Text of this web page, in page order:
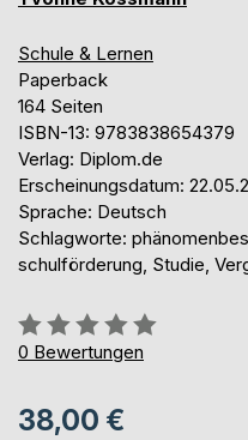
Schule & Lernen
Paperback
164 Seiten
ISBN-13: 9783838654379
Verlag: Diplom.de
Erscheinungsdatum:
Sprache: Deutsch
Schlagworte:
schulförderung, Studie,
Bewertung::
0%
0 Bewertungen
38,00 €